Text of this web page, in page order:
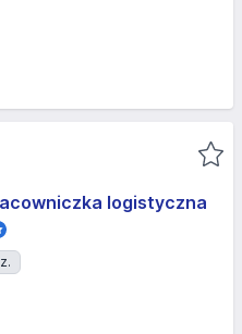
logistyczna